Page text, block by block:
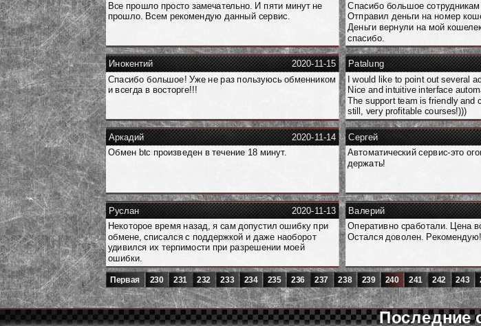
Все прошло просто замечательно. И пяти минут не
прошло. Всем рекомендую данный сервис.
Спасибо большое
Отправил деньги на номер
Деньги вернули на мой
спасибо.
2020-11-15
Инокентий
Спасибо большое! Уже не раз пользуюсь обменником
и всегда в восторге!!!
Patalung
I would like to point out several
Nice and intuitive interface
The support team is friendly and
still, very profitable courses!)))
2020-11-14
Аркадий
Обмен btc произведен в течение 18 минут.
Сергей
Автоматический сервис-это
держать!
2020-11-13
Руслан
Некоторое время назад, я сам допустил ошибку при
обмене, списался с поддержкой и даже наоборот
удивился их терпимости при разрешении моей
ошибки.
Валерий
Оперативно сработали. Цена
Остался доволен. Рекомендую!
Первая 230 231 232 233 234 235 236 237 238 239 240 241 242 243
Последние